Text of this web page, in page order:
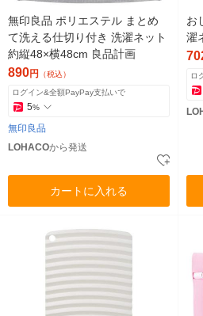
無印良品 ポリエステル まとめ
て洗える仕切り付き 洗濯ネット
約縦48×横48cm 良品計画
890円 （税込）
ログイン&全額PayPay支払いで
5%
無印良品
LOHACOから発送
カートに入れる
お
濯
ロ